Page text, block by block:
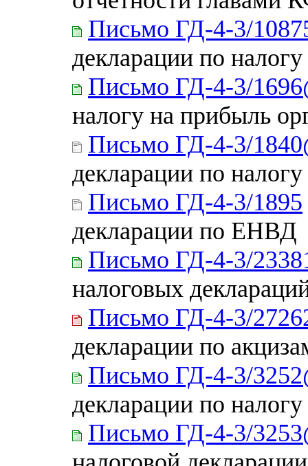
Письмо ГД-4-3/
декларации по
Письмо ГД-4-3/
налогу на прибыль
Письмо ГД-4-3/
декларации по
Письмо ГД-4-3/1895
декларации по ЕНВД
Письмо ГД-4-3/
налоговых
Письмо ГД-4-3/
декларации по
Письмо ГД-4-3/
декларации по
Письмо ГД-4-3/